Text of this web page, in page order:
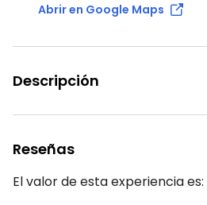
Abrir en Google Maps
Descripción
Reseñas
El valor de esta experiencia es: